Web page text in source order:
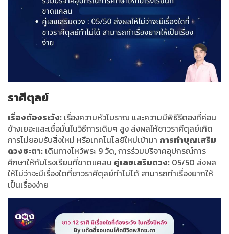
ราศีตุลย์
เรื่องต้องระวัง: เรื่องความหัวโบราณ และความมีพิธีรีตองที่ค่อน
ข้างเยอะและเชื่อมั่นในวิธีการเดิมๆ สูง ส่งผลให้ชาวราศีตุลย์เกิด
การไม่ยอมรับสิ่งใหม่ หรือเทคโนโลยีใหม่เข้ามา การทำบุญเสริม
ดวงชะตา: เดินทางไหว้พระ 9 วัด, การร่วมบริจาคอุปกรณ์การ
ศึกษาให้กับโรงเรียนที่ขาดแคลน คู่เลขเสริมดวง: 05/50 ส่งผล
ให้ไม่ว่าจะมีเรื่องใดที่ชาวราศีตุลย์ทำไม่ได้ สามารถทำเรื่องยากให้
เป็นเรื่องง่าย